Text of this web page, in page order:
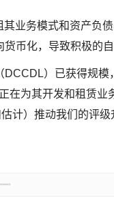
其业务模式和资产负
货币化，导致积极的
DCCDL）已获得规模
在为其开发和租赁
计）推动我们的评级
修改或删除处理。